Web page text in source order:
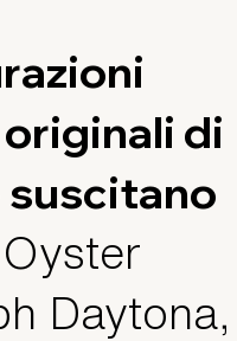
di
suscitano
Daytona,